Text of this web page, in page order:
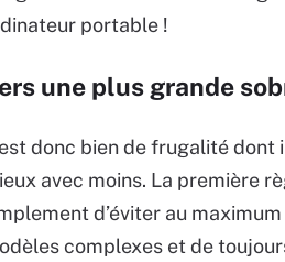
portable !
une plus grande
donc bien de frugalité dont
avec moins. La première
d’éviter au
complexes et de